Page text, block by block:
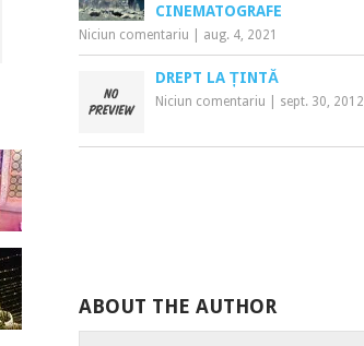
CINEMATOGRAFE
Niciun comentariu aug. 4, 2021
DREPT LA ȚINTĂ
Niciun comentariu sept. 30, 2012
ABOUT THE AUTHOR